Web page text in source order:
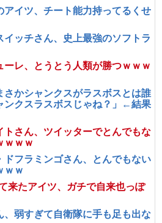
アイツ、チート能力持ってるくせ
イッチさん、史上最強のソフトラ
ーレ、とうとう人類が勝つｗｗｗ
さかシャンクスがラスボスとは誰
ンクスラスボスじゃね？」←結果
トさん、ツイッターでとんでもな
ｗｗｗ
ドフラミンゴさん、とんでもない
ｗｗ
来たアイツ、ガチで自来也っぽ
、弱すぎて自衛隊に手も足も出な